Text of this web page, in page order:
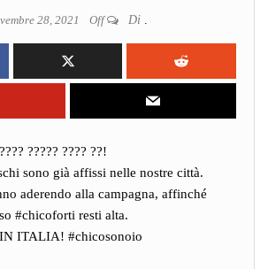
28, 2021 Off Di
????? ???? ??!
sono già affissi nelle nostre città.
aderendo alla campagna, affinché
#chicoforti resti alta.
ITALIA! #chicosonoio